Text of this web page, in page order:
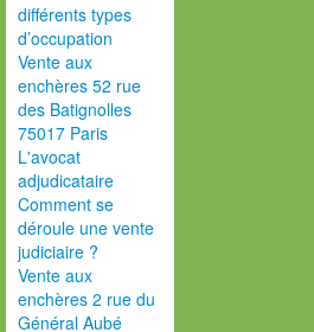
différents types
d’occupation
Vente aux
enchères 52 rue
des Batignolles
75017 Paris
L'avocat
adjudicataire
Comment se
déroule une vente
judiciaire ?
Vente aux
enchères 2 rue du
Général Aubé